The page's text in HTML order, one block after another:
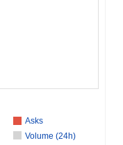
Asks
Volume (24h)